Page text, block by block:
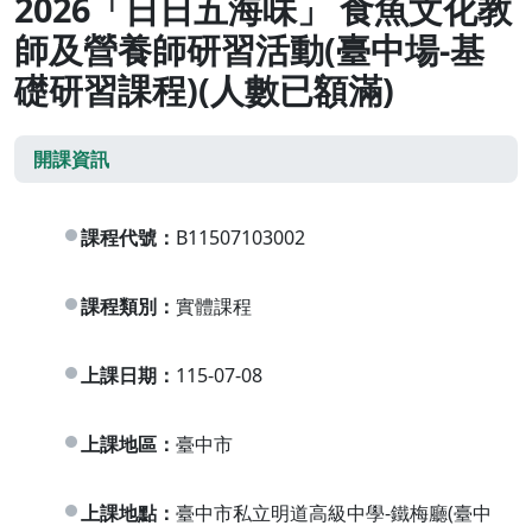
師及營養師研習活動(臺中場-基
礎研習課程)(人數已額滿)
開課資訊
課程代號： B11507103002
課程類別： 實體課程
上課日期： 115-07-08
上課地區： 臺中市
上課地點： 臺中市私立明道高級中學-鐵梅廳(臺中